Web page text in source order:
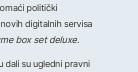
politički
digitalnih servisa
box set deluxe.
su ugledni pravni